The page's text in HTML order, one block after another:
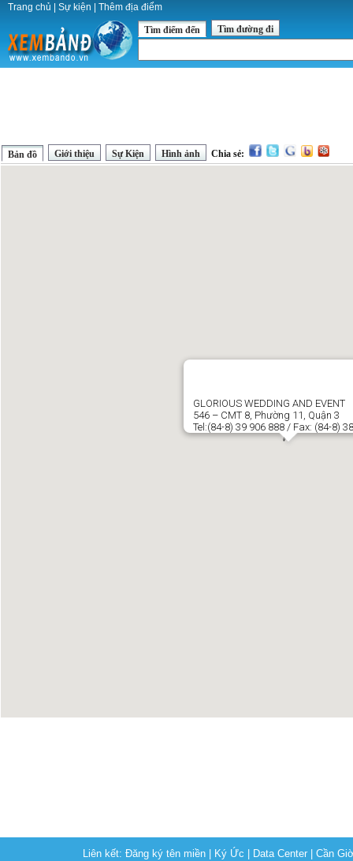
Trang chủ Sự kiện Thêm địa điểm
Tìm điểm đến Tìm đường đi
Bản đồ Giới thiệu Sự Kiện Hình ảnh Chia sẻ:
GLORIOUS WEDDING AND EVENT
546 – CMT 8, Phường 11, Quận 3
Tel:(84-8) 39 906 888 / Fax: (84-8)
Liên kết:Đăng ký tên miền Ký Ức Data Center |Cần